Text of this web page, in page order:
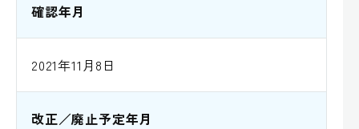
確認年月
2021年11月8日
改正／廃止予定年月